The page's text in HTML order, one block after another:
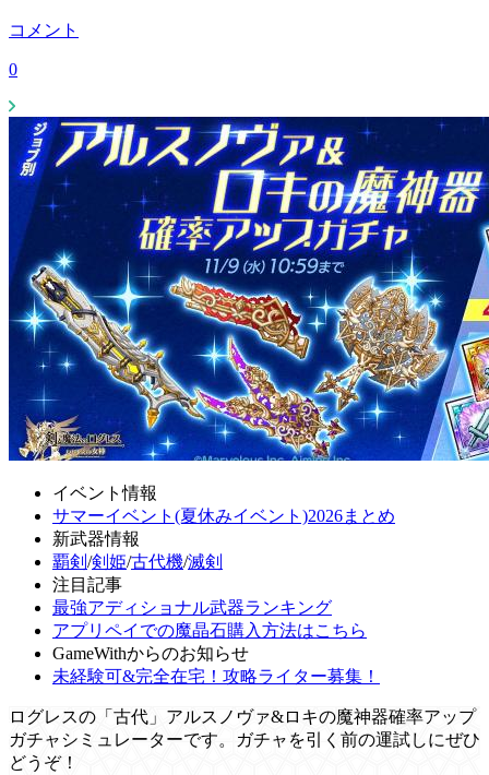
コメント
0
イベント情報
サマーイベント(夏休みイベント)2026まとめ
新武器情報
覇剣 /剣姫/古代機/滅剣
注目記事
最強アディショナル武器ランキング
アプリペイでの魔晶石購入方法はこちら
GameWithからのお知らせ
未経験可&完全在宅！攻略ライター募集！
ログレスの「古代」アルスノヴァ&ロキの魔神器確率アップ
ガチャシミュレーターです。ガチャを引く前の運試しにぜひ
どうぞ！